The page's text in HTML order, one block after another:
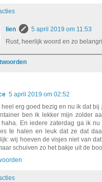
lien
5 april 2019 om 11:53
Rust, heerlijk woord en zo
5 april 2019 om 02:52
heel erg goed bezig en nu ik dat
ben ik lekker mijn zolder
haha. En iedere zaterdag ga ik
te halen en leuk dat ze dat
wij hoeven de visjes niet van
schuiven zo het bakje uit de